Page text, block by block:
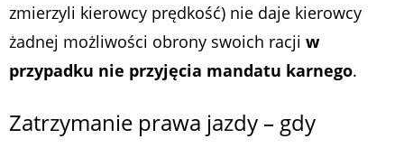
zmierzyli kierowcy prędkość) nie daje kierowcy
żadnej możliwości obrony swoich racji w
przypadku nie przyjęcia mandatu karnego.
Zatrzymanie prawa jazdy – gdy